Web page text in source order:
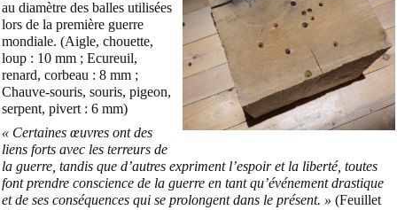
au diamètre des balles utilisées
lors de la première guerre
mondiale. (Aigle, chouette,
loup : 10 mm ; Ecureuil,
renard, corbeau : 8 mm ;
Chauve-souris, souris, pigeon,
serpent, pivert : 6 mm)
« Certaines œuvres ont des
liens forts avec les terreurs de
la guerre, tandis que d’autres expriment l’espoir et la liberté, toutes
font prendre conscience de la guerre en tant qu’événement drastique
et de ses conséquences qui se prolongent dans le présent. » (Feuillet